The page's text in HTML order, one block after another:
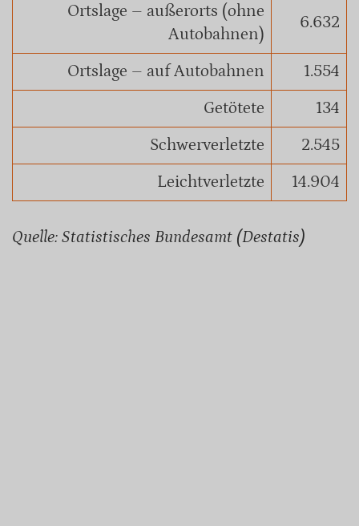
Ortslage – außerorts (ohne
Autobahnen)
6.632
Ortslage – auf Autobahnen
1.554
Getötete
134
Schwerverletzte
2.545
Leichtverletzte
14.904
Quelle: Statistisches Bundesamt (Destatis)